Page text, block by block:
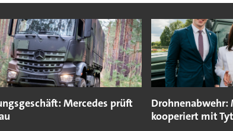
Mercedes prüft
Drohnenabwehr:
kooperiert mit